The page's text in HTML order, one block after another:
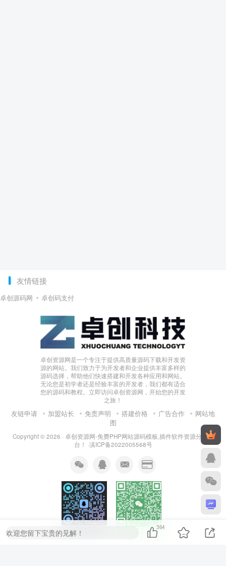
友情链接
卓创源码网 卓创码支付
卓创资源网是一个专注于提供高质量源码下载和开发资
源的网站。我们致力于为开发者和企业提供丰富多样的
源码选择，帮助他们快速搭建和开发各种应用和网站。
无论您是初学者还是经验丰富的开发者，我们都有适合
您的源码和教程。立即访问卓创资源网，开始您的开发
之旅！
友链申请 加盟站长 免责声明 搭建价格 广告合作
网站地
图
Copyright © 2026 · 卓创资源网-免费PHP网站源码模板,插件软件资源分享平
台！ ·滇ICP备2022005568号
系统搭建优先添加 半小时未添加请扫QQ
欢迎您留下宝贵的见解！
364